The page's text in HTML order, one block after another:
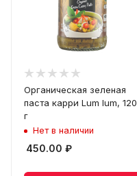
Органическая зеленая
паста карри Lum lum, 120
г
Нет в наличии
450.00 ₽